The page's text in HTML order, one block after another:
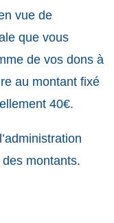
vue de
que vous
de vos dons à
au montant fixé
40€.
montants.